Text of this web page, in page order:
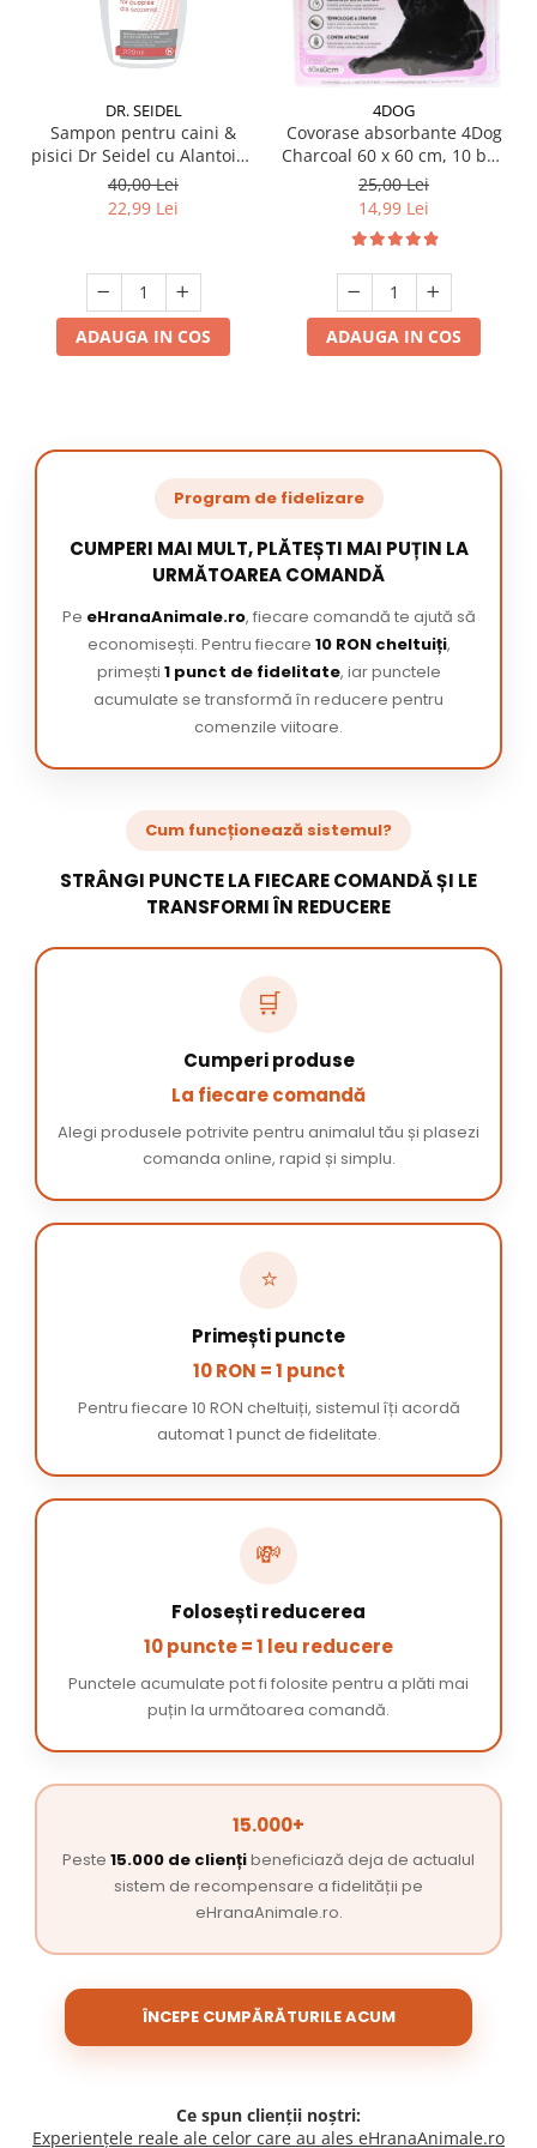
DR. SEIDEL
Sampon pentru caini &
pisici Dr Seidel cu Alantoina
220 ml
40,00 Lei
22,99 Lei
ADAUGA IN COS
4DOG
Covorase absorbante 4Dog
Charcoal 60 x 60 cm, 10 buc
/ pachet
25,00 Lei
14,99 Lei
ADAUGA IN COS
Program de fidelizare
CUMPERI MAI MULT, PLĂTEȘTI MAI PUȚIN LA
URMĂTOAREA COMANDĂ
Pe eHranaAnimale.ro, fiecare comandă te ajută să
economisești. Pentru fiecare 10 RON cheltuiți,
primești 1 punct de fidelitate, iar punctele
acumulate se transformă în reducere pentru
comenzile viitoare.
Cum funcționează sistemul?
STRÂNGI PUNCTE LA FIECARE COMANDĂ ȘI LE
TRANSFORMI ÎN REDUCERE
🛒
Cumperi produse
La fiecare comandă
Alegi produsele potrivite pentru animalul tău și plasezi
comanda online, rapid și simplu.
⭐
Primești puncte
10 RON = 1 punct
Pentru fiecare 10 RON cheltuiți, sistemul îți acordă
automat 1 punct de fidelitate.
💸
Folosești reducerea
10 puncte = 1 leu reducere
Punctele acumulate pot fi folosite pentru a plăti mai
puțin la următoarea comandă.
15.000+
Peste 15.000 de cliențibeneficiază deja de actualul
sistem de recompensare a fidelității pe
eHranaAnimale.ro.
ÎNCEPE CUMPĂRĂTURILE ACUM
Ce spun clienții noștri:
Experiențele reale ale celor care au ales eHranaAnimale.ro